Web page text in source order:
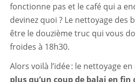
fonctionne pas et le café qui a
devinez quoi ? Le nettoyage des
être le douzième truc qui vous
froides à 18h30.
Alors voilà l’idée : le nettoyage en
plus qu’un coup de balai en fin